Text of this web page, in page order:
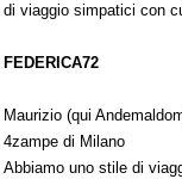
di viaggio simpatici con
FEDERICA72
Maurizio (qui
4zampe di Milano
Abbiamo uno stile di